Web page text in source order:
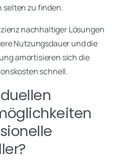
selten zu finden.
nachhaltiger Lösungen
Nutzungsdauer und die
amortisieren sich die
schnell.